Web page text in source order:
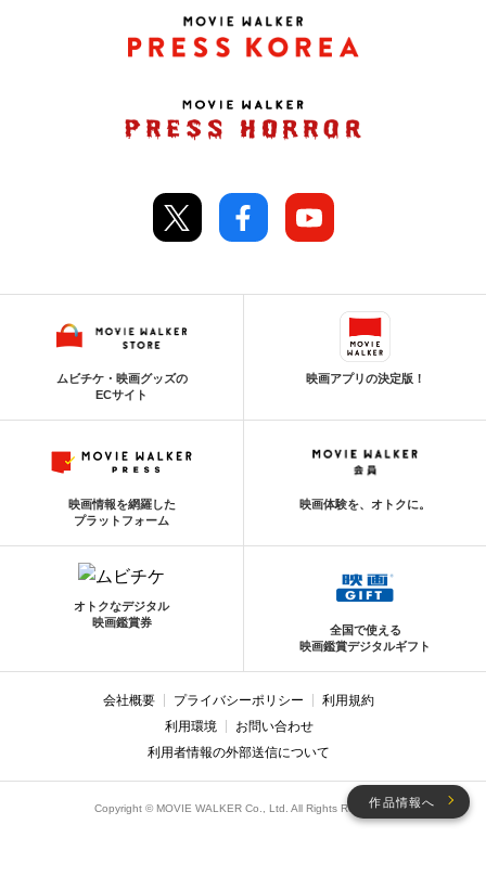
作品情報へ
ムビチケ・映画グッズの
ECサイト
映画アプリの決定版！
映画情報を網羅した
プラットフォーム
映画体験を、オトクに。
オトクなデジタル
映画鑑賞券
全国で使える
映画鑑賞デジタルギフト
会社概要 プライバシーポリシー
利用規約
利用環境
お問い合わせ
利用者情報の外部送信について
Copyright © MOVIE WALKER Co., Ltd. All Rights Reserved.